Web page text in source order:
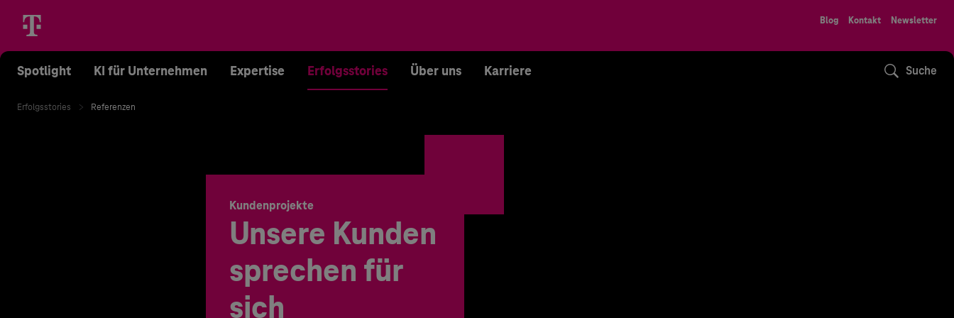
Blog Kontakt Newsletter
Spotlight KI für Unternehmen Expertise Erfolgsstories Über uns Karriere Suche
Erfolgsstories Referenzen
Kundenprojekte
Unsere Kunden
sprechen für
sich